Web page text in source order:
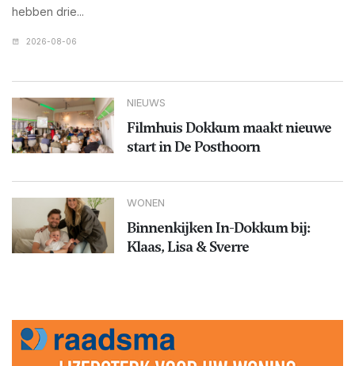
hebben drie...
2026-08-06
NIEUWS
Filmhuis Dokkum maakt nieuwe
start in De Posthoorn
WONEN
Binnenkijken In-Dokkum bij:
Klaas, Lisa & Sverre